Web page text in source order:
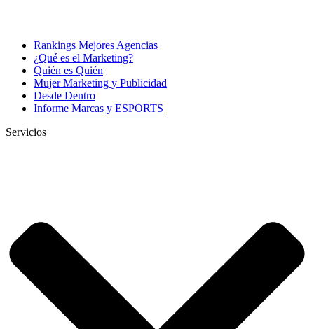
Rankings Mejores Agencias
¿Qué es el Marketing?
Quién es Quién
Mujer Marketing y Publicidad
Desde Dentro
Informe Marcas y ESPORTS
Servicios